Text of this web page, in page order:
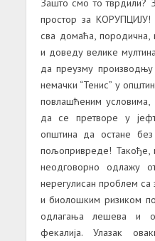
простор за
сва домаћа, породична,
и доведу велике
да преузму
немачки “Тенис” у
повлашћеним
да се претворе у
општина да остане
пољопривреде!
неодговорно одлажу
нерегулисан проблем
и биолошким ризиком
одлагања лешева и
фекалија. Улазак